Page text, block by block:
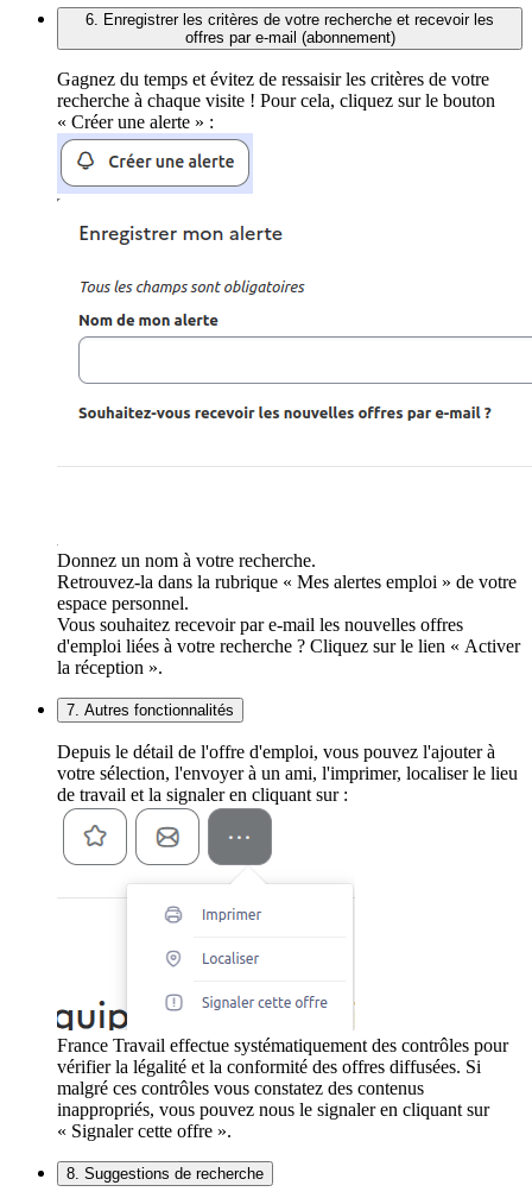
6. Enregistrer les critères de votre recherche et recevoir les
offres par e-mail (abonnement)
Gagnez du temps et évitez de ressaisir les critères de votre
recherche à chaque visite ! Pour cela, cliquez sur le bouton
« Créer une alerte » :
Donnez un nom à votre recherche.
Retrouvez-la dans la rubrique « Mes alertes emploi » de votre
espace personnel.
Vous souhaitez recevoir par e-mail les nouvelles offres
d'emploi liées à votre recherche ? Cliquez sur le lien « Activer
la réception ».
7. Autres fonctionnalités
Depuis le détail de l'offre d'emploi, vous pouvez l'ajouter à
votre sélection, l'envoyer à un ami, l'imprimer, localiser le lieu
de travail et la signaler en cliquant sur :
France Travail effectue systématiquement des contrôles pour
vérifier la légalité et la conformité des offres diffusées. Si
malgré ces contrôles vous constatez des contenus
inappropriés, vous pouvez nous le signaler en cliquant sur
« Signaler cette offre ».
8. Suggestions de recherche